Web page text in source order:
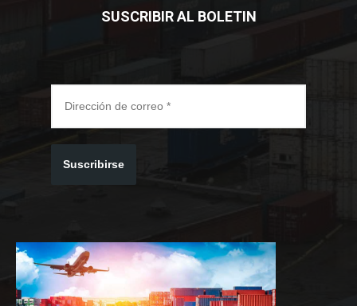
SUSCRIBIR AL BOLETIN
Suscribirse